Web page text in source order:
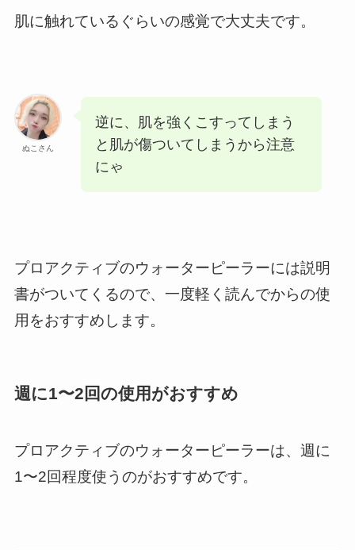
肌に触れているぐらいの感覚で大丈夫です。
ぬこさん
逆に、肌を強くこすってしまう
と肌が傷ついてしまうから注意
にゃ
プロアクティブのウォーターピーラーには説明
書がついてくるので、一度軽く読んでからの使
用をおすすめします。
週に1〜2回の使用がおすすめ
プロアクティブのウォーターピーラーは、週に
1〜2回程度使うのがおすすめです。